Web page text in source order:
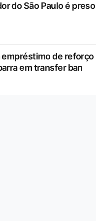
do São Paulo é preso
empréstimo de reforço
em transfer ban